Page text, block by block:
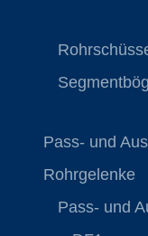
Pass- und
Rohrgelenke
Pass- und